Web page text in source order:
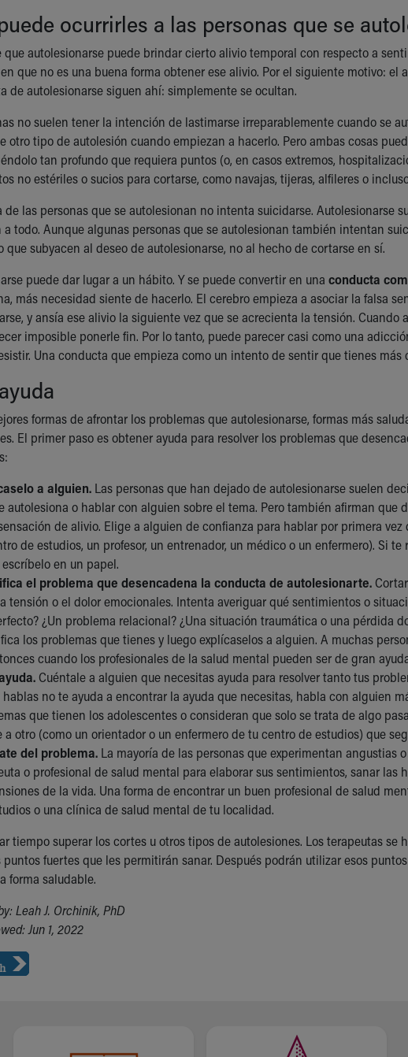
ocurrirles a las personas que se
que autolesionarse puede brindar cierto alivio temporal con respecto a
que no es una buena forma obtener ese alivio. Por el siguiente motivo: el
de autolesionarse siguen ahí: simplemente se ocultan.
no suelen tener la intención de lastimarse irreparablemente cuando se
otro tipo de autolesión cuando empiezan a hacerlo. Pero ambas cosas
tan profundo que requiera puntos (o, en casos extremos,
no estériles o sucios para cortarse, como navajas, tijeras, alfileres o
de las personas que se autolesionan no intenta suicidarse. Autolesionarse
a todo. Aunque algunas personas que se autolesionan también intentan
que subyacen al deseo de autolesionarse, no al hecho de cortarse en sí.
puede dar lugar a un hábito. Y se puede convertir en una conducta
más necesidad siente de hacerlo. El cerebro empieza a asociar la falsa
y ansía ese alivio la siguiente vez que se acrecienta la tensión.
imposible ponerle fin. Por lo tanto, puede parecer casi como una
Una conducta que empieza como un intento de sentir que tienes
formas de afrontar los problemas que autolesionarse, formas más
El primer paso es obtener ayuda para resolver los problemas que
a alguien. Las personas que han dejado de autolesionarse suelen
autolesiona o hablar con alguien sobre el tema. Pero también afirman que
de alivio. Elige a alguien de confianza para hablar por primera
de estudios, un profesor, un entrenador, un médico o un enfermero). Si
en un papel.
el problema que desencadena la conducta de autolesionarte.
tensión o el dolor emocionales. Intenta averiguar qué sentimientos o
¿Un problema relacional? ¿Una situación traumática o una pérdida
los problemas que tienes y luego explícaselos a alguien. A muchas
cuando los profesionales de la salud mental pueden ser de gran
Cuéntale a alguien que necesitas ayuda para resolver tanto tus
no te ayuda a encontrar la ayuda que necesitas, habla con alguien
que tienen los adolescentes o consideran que solo se trata de algo
a otro (como un orientador o un enfermero de tu centro de estudios) que
del problema. La mayoría de las personas que experimentan
o profesional de salud mental para elaborar sus sentimientos, sanar
de la vida. Una forma de encontrar un buen profesional de salud
o una clínica de salud mental de tu localidad.
tiempo superar los cortes u otros tipos de autolesiones. Los terapeutas
fuertes que les permitirán sanar. Después podrán utilizar esos
forma saludable.
Leah J. Orchinik, PhD
Jun 1, 2022